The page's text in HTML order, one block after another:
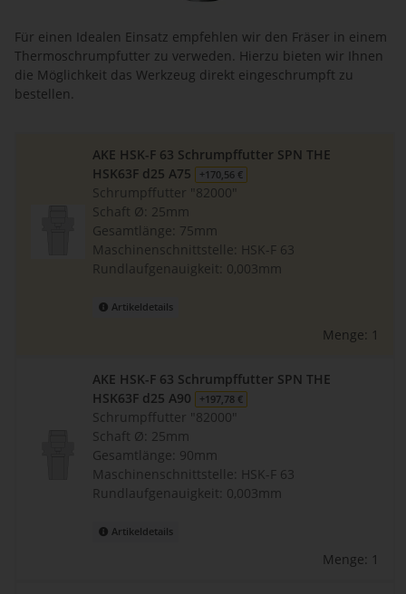
Für einen Idealen Einsatz empfehlen wir den Fräser in einem
Thermoschrumpfutter zu verweden. Hierzu bieten wir Ihnen
die Möglichkeit das Werkzeug direkt eingeschrumpft zu
bestellen.
AKE HSK-F 63 Schrumpffutter SPN THE
HSK63F d25 A75
+170,56 €
Schrumpffutter "82000"
Schaft Ø: 25mm
Gesamtlänge: 75mm
Maschinenschnittstelle: HSK-F 63
Rundlaufgenauigkeit: 0,003mm
Artikeldetails
Menge: 1
AKE HSK-F 63 Schrumpffutter SPN THE
HSK63F d25 A90
+197,78 €
Schrumpffutter "82000"
Schaft Ø: 25mm
Gesamtlänge: 90mm
Maschinenschnittstelle: HSK-F 63
Rundlaufgenauigkeit: 0,003mm
Artikeldetails
Menge: 1